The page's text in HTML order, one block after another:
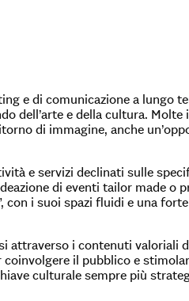
e di comunicazione a lungo
dell’arte e della cultura. Molte
di immagine, anche
e servizi declinati sulle
di eventi tailor made o
con i suoi spazi fluidi e una
attraverso i contenuti valoriali
il pubblico e
culturale sempre più